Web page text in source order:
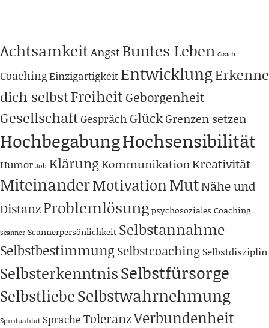
AchtsamkeitAngstBuntes Leben Coach
CoachingEinzigartigkeit EntwicklungErkenne
dich selbstFreiheit Geborgenheit
GesellschaftGespräch GlückGrenzen setzen
HochbegabungHochsensibilität
Humor Job KlärungKommunikationKreativität
MiteinanderMotivationMutNähe und
DistanzProblemlösungpsychosoziales Coaching
Scanner Scannerpersönlichkeit Selbstannahme
Selbstbestimmung Selbstcoaching Selbstdisziplin
SelbsterkenntnisSelbstfürsorge
SelbstliebeSelbstwahrnehmung
Spiritualität Sprache ToleranzVerbundenheit